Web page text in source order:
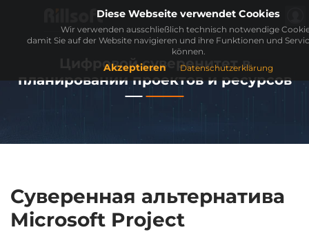
Цифровой суверенитет в
планировании проектов и ресурсов
Суверенная альтернатива
Microsoft Project
Diese Webseite verwendet Cookies
Wir verwenden ausschließlich technisch notwendige
damit Sie auf der Website navigieren und ihre Funktionen und
können.
Akzeptieren Datenschutzerklärung